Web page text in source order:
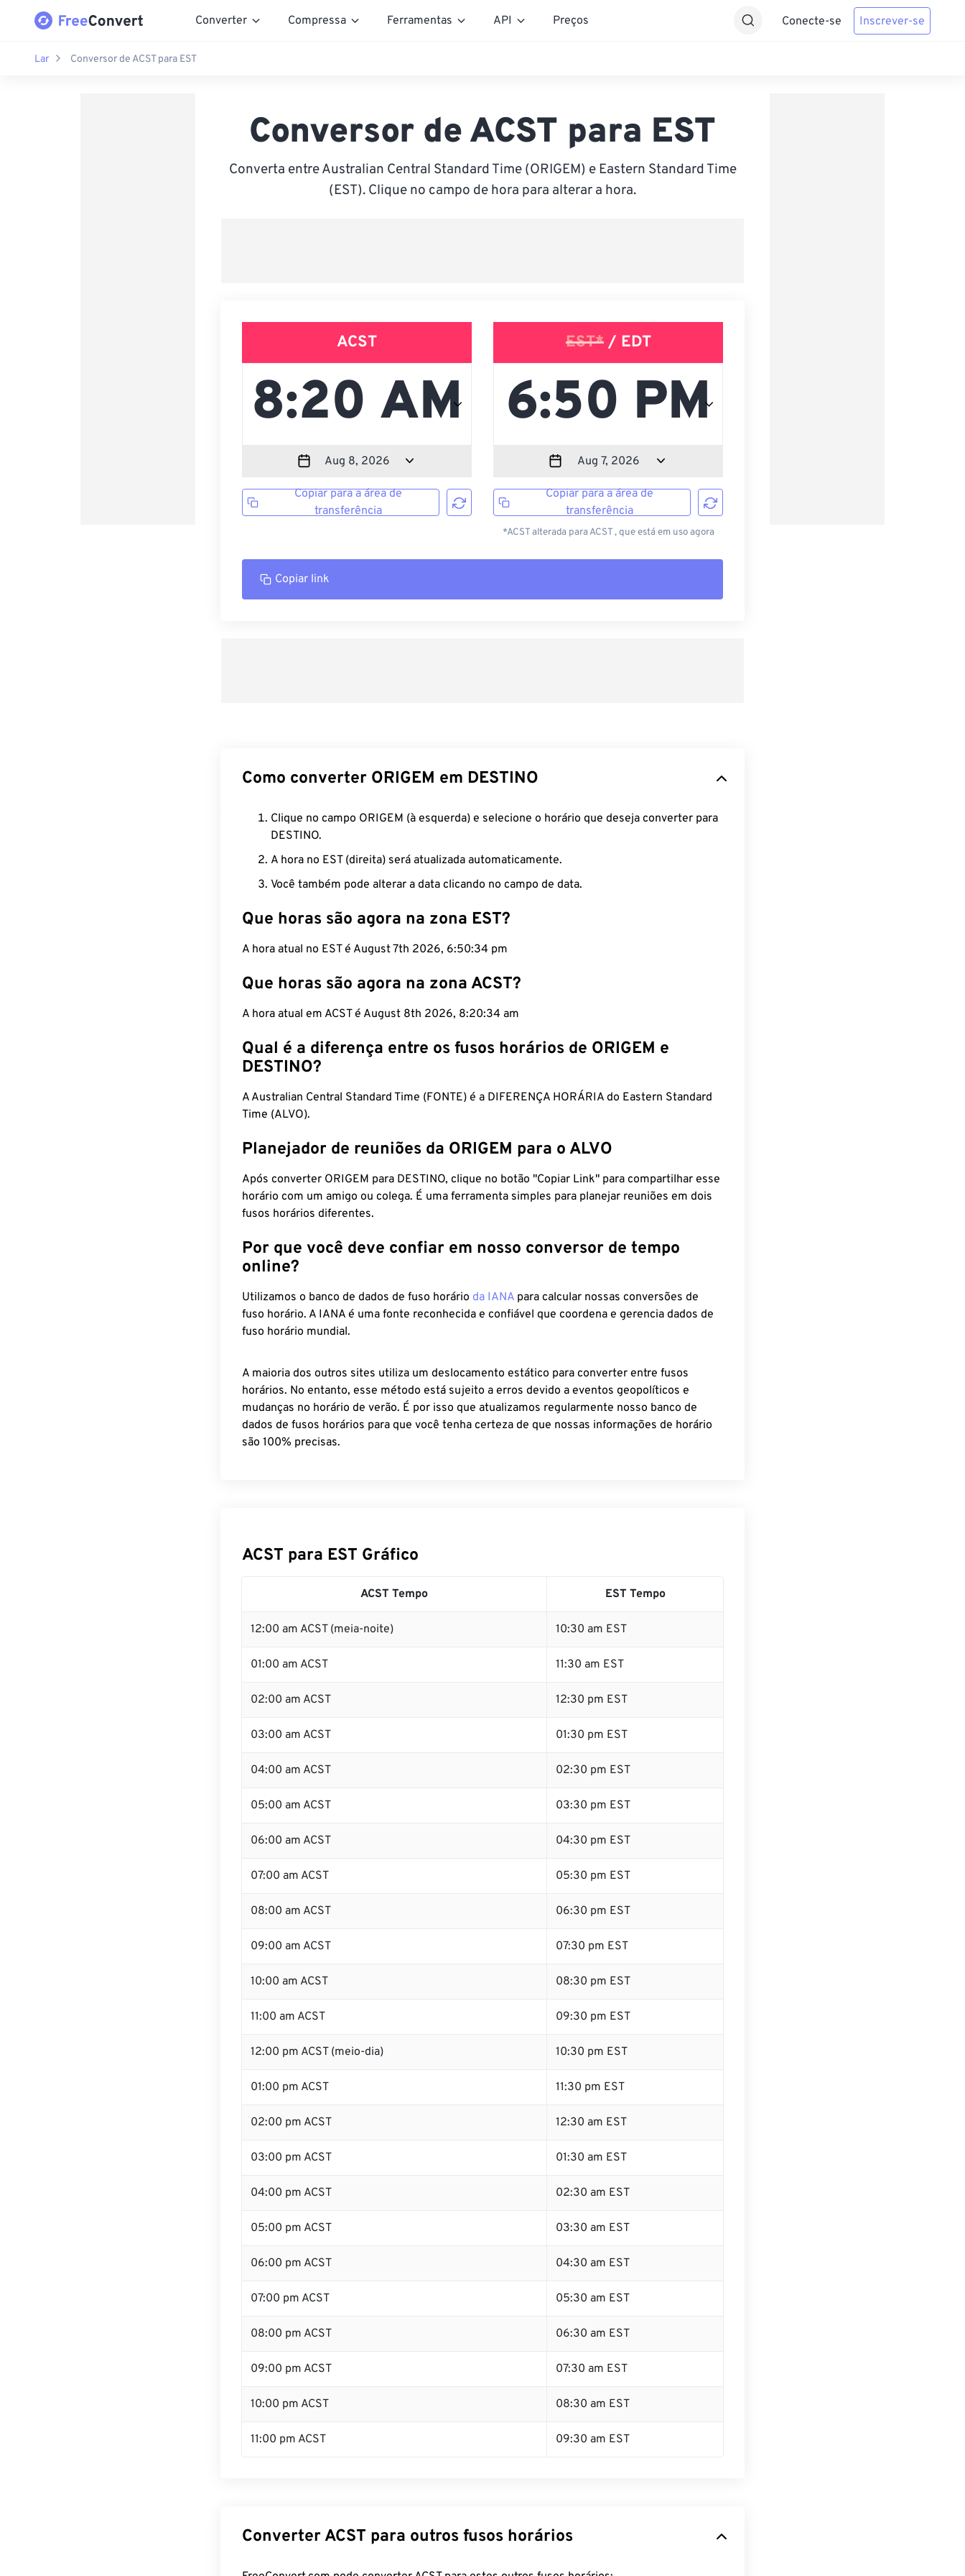
Converter Compressa Ferramentas API Preços Conecte-se Inscrever-se
Lar Conversor de ACST para EST
Conversor de ACST para EST
Converta entre Australian Central Standard Time (ORIGEM) e Eastern Standard Time
(EST). Clique no campo de hora para alterar a hora.
ACST
Copiar para a área de
transferência
EST*/ EDT
Copiar para a área de
transferência
*ACST alterada para ACST , que está em uso agora
Copiar link
Como converter ORIGEM em DESTINO
Clique no campo ORIGEM (à esquerda) e selecione o horário que deseja converter para
DESTINO.
A hora no EST (direita) será atualizada automaticamente.
Você também pode alterar a data clicando no campo de data.
Que horas são agora na zona EST?
A hora atual no EST é August 7th 2026, 6:50:35 pm
Que horas são agora na zona ACST?
A hora atual em ACST é August 8th 2026, 8:20:35 am
Qual é a diferença entre os fusos horários de ORIGEM e
DESTINO?
A Australian Central Standard Time (FONTE) é a DIFERENÇA HORÁRIA do Eastern Standard
Time (ALVO).
Planejador de reuniões da ORIGEM para o ALVO
Após converter ORIGEM para DESTINO, clique no botão "Copiar Link" para compartilhar esse
horário com um amigo ou colega. É uma ferramenta simples para planejar reuniões em dois
fusos horários diferentes.
Por que você deve confiar em nosso conversor de tempo
online?
Utilizamos o banco de dados de fuso horário da IANA para calcular nossas conversões de
fuso horário. A IANA é uma fonte reconhecida e confiável que coordena e gerencia dados de
fuso horário mundial.
A maioria dos outros sites utiliza um deslocamento estático para converter entre fusos
horários. No entanto, esse método está sujeito a erros devido a eventos geopolíticos e
mudanças no horário de verão. É por isso que atualizamos regularmente nosso banco de
dados de fusos horários para que você tenha certeza de que nossas informações de horário
são 100% precisas.
ACST para EST Gráfico
ACST Tempo EST Tempo
12:00 am ACST (meia-noite) 10:30 am EST
01:00 am ACST 11:30 am EST
02:00 am ACST 12:30 pm EST
03:00 am ACST 01:30 pm EST
04:00 am ACST 02:30 pm EST
05:00 am ACST 03:30 pm EST
06:00 am ACST 04:30 pm EST
07:00 am ACST 05:30 pm EST
08:00 am ACST 06:30 pm EST
09:00 am ACST 07:30 pm EST
10:00 am ACST 08:30 pm EST
11:00 am ACST 09:30 pm EST
12:00 pm ACST (meio-dia) 10:30 pm EST
01:00 pm ACST 11:30 pm EST
02:00 pm ACST 12:30 am EST
03:00 pm ACST 01:30 am EST
04:00 pm ACST 02:30 am EST
05:00 pm ACST 03:30 am EST
06:00 pm ACST 04:30 am EST
07:00 pm ACST 05:30 am EST
08:00 pm ACST 06:30 am EST
09:00 pm ACST 07:30 am EST
10:00 pm ACST 08:30 am EST
11:00 pm ACST 09:30 am EST
Converter ACST para outros fusos horários